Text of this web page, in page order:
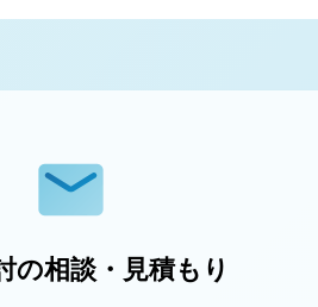
の相談・見積もり